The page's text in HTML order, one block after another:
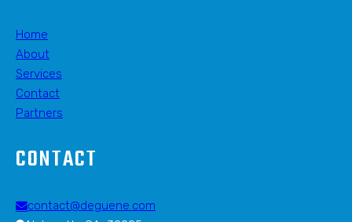
Home
About
Services
Contact
Partners
CONTACT
contact@deguene.com